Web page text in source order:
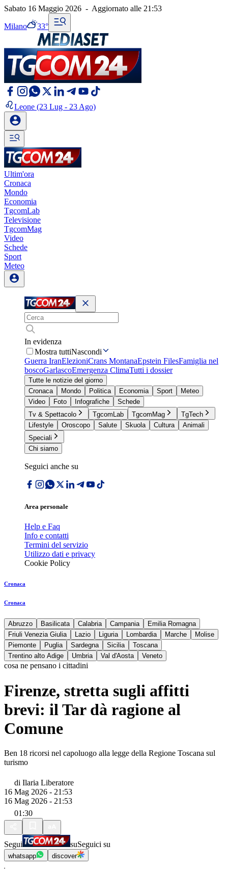
Sabato 16 Maggio 2026 - Aggiornato alle 21:53
Milano 33°
Leone (23 Lug - 23 Ago)
Ultim'ora
Cronaca
Mondo
Economia
TgcomLab
Televisione
TgcomMag
Video
Schede
Sport
Meteo
In evidenza
Mostra tuttiNascondi
Guerra IranElezioniCrans MontanaEpstein FilesFamiglia nel
boscoGarlascoEmergenza ClimaTutti i dossier
Tutte le notizie del giorno
Cronaca
Mondo Politica Economia Sport
Meteo
Video
Foto Infografiche
Schede
Tv & Spettacolo
TgcomLab TgcomMag
TgTech
Lifestyle
Oroscopo Salute Skuola Cultura
Animali
Speciali
Chi siamo
Seguici anche su
Area personale
Help e Faq
Info e contatti
Termini del servizio
Utilizzo dati e privacy
Cookie Policy
Cronaca
Cronaca
Abruzzo Basilicata Calabria Campania
Emilia Romagna
Friuli Venezia Giulia
Lazio Liguria Lombardia Marche
Molise
Piemonte
Puglia Sardegna Sicilia
Toscana
Trentino alto Adige
Umbria Val d'Aosta Veneto
cosa ne pensano i cittadini
Firenze, stretta sugli affitti
brevi: il Tar dà ragione al
Comune
Ben 18 ricorsi nel capoluogo alla legge della Regione Toscana sul
turismo
di Ilaria Liberatore
16 Mag 2026 - 21:53
16 Mag 2026 - 21:53
01:30
Segui suSeguici su
whatsapp discover